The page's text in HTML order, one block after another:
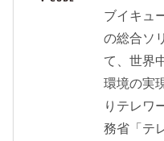
ブイキュ
の総合ソ
て、世界
環境の実
りテレワ
務省「テ